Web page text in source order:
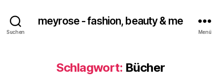
Suchen
meyrose - fashion, beauty & me
Menü
Schlagwort: Bücher